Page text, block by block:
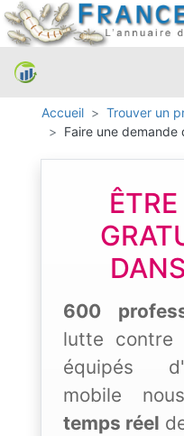
Accueil
Trouver un
Faire une demande
600
lutte contre
équipés
mobile
temps réel